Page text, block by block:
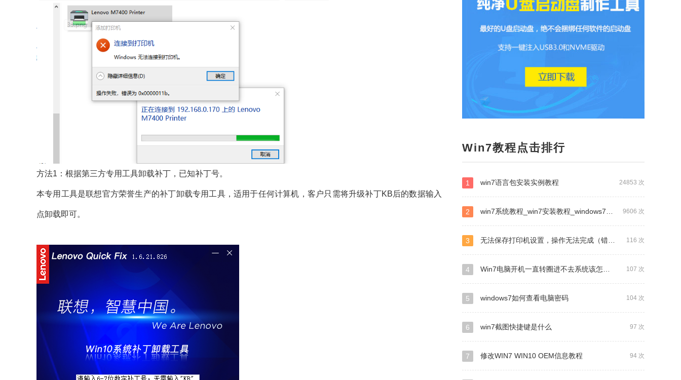
方法1：根据第三方专用工具卸载补丁，已知补丁号。
本专用工具是联想官方荣誉生产的补丁卸载专用工具，适用于任何计算机，客户只需将升级补丁KB后的数据输入
点卸载即可。
Win7教程点击排行
24853 次
1 win7语言包安装实例教程
9606 次
2 win7系统教程_win7安装教程_windows7重装系统教程
116 次
3 无法保存打印机设置，操作无法完成（错误0x000006d9）
107 次
4 Win7电脑开机一直转圈进不去系统该怎么办？
104 次
5 windows7如何查看电脑密码
97 次
6 win7截图快捷键是什么
94 次
7 修改WIN7 WIN10 OEM信息教程